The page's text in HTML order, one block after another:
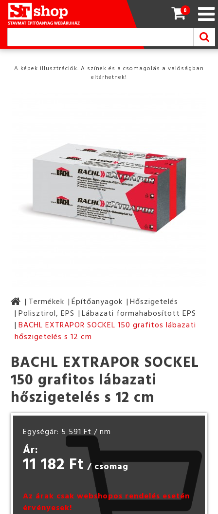
0
A képek illusztrációk. A színek és a csomagolás a valóságban
eltérhetnek!
Termékek Építőanyagok
Hőszigetelés
Polisztirol, EPS
Lábazati formahabosított EPS
BACHL EXTRAPOR SOCKEL 150 grafitos lábazati
hőszigetelés s 12 cm
BACHL EXTRAPOR SOCKEL
150 grafitos lábazati
hőszigetelés s 12 cm
Egységár: 5 591 Ft / nm
Ár:
11 182 Ft / csomag
Az árak csak webshopos rendelés esetén
érvényesek!